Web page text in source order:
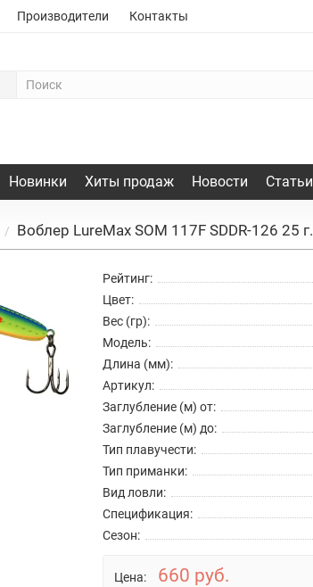
Производители Контакты
Новинки Хиты продаж Новости Статьи
Воблер LureMax SOM 117F SDDR-126 25 г.
Рейтинг:
Цвет:
Вес (гр):
Модель:
Длина (мм):
Артикул:
Заглубление (м) от:
Заглубление (м) до:
Тип плавучести:
Тип приманки:
Вид ловли:
Спецификация:
Сезон:
Цена: 660 руб.